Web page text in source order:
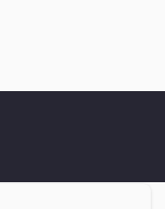
онлайн